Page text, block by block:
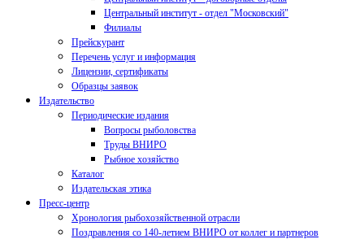
Центральный институт - отдел "Московский"
Филиалы
Прейскурант
Перечень услуг и информация
Лицензии, сертификаты
Образцы заявок
Издательство
Периодические издания
Вопросы рыболовства
Труды ВНИРО
Рыбное хозяйство
Каталог
Издательская этика
Пресс-центр
Хронология рыбохозяйственной отрасли
Поздравления со 140-летием ВНИРО от коллег и партнеров